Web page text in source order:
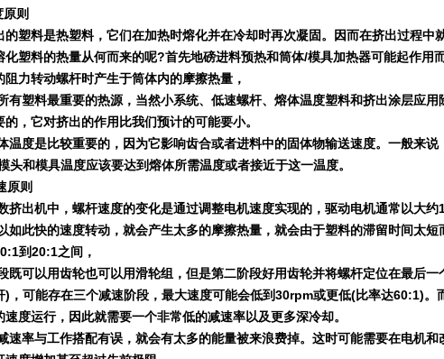
则
的塑料是热塑料，它们在加热时熔化并在冷却时再次凝固。因而在挤出过程中
化塑料的热量从何而来的呢?首先地磅进料预热和筒体/模具加热器可能起作用
阻力转动螺杆时产生于筒体内的摩擦热量，
有塑料最重要的热源，当然小系统、低速螺杆、熔体温度塑料和挤出涂层应
的，它对挤出的作用比我们预计的可能要小。
温度是比较重要的，因为它影响齿合或者进料中的固体物输送速度。一般来
头和模具温度应该要达到熔体所需温度或者接近于这一温度。
原则
挤出机中，螺杆速度的变化是通过调整电机速度实现的，驱动电机通常以大约
如此快的速度转动，就会产生太多的摩擦热量，就会由于塑料的滞留时间太
到20:1之间，
既可以用齿轮也可以用滑轮组，但是第二阶段好用齿轮并将螺杆定位在最后
) ，可能存在三个减速阶段， 最大速度可能会低到30rpm或更低(比率达60:1)。
速度运行，因此就需要一个非常低的减速率以及更多深冷却。
速率与工作搭配有误，就会有太多的能量被来浪费掉。这时可能需要在电机